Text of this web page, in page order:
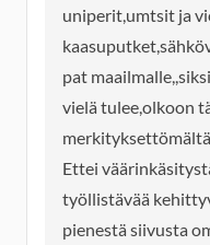
uniperit,umtsit ja
pat
vielä tulee,olkoon
Ettei
työllistävää
pienestä siivusta